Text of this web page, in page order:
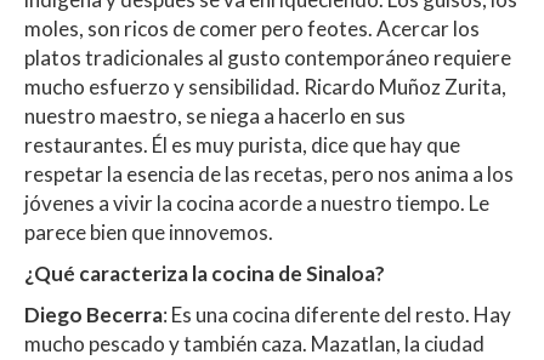
moles, son ricos de comer pero feotes. Acercar los
platos tradicionales al gusto contemporáneo requiere
mucho esfuerzo y sensibilidad. Ricardo Muñoz Zurita,
nuestro maestro, se niega a hacerlo en sus
restaurantes. Él es muy purista, dice que hay que
respetar la esencia de las recetas, pero nos anima a los
jóvenes a vivir la cocina acorde a nuestro tiempo. Le
parece bien que innovemos.
¿Qué caracteriza la cocina de Sinaloa?
Diego Becerra: Es una cocina diferente del resto. Hay
mucho pescado y también caza. Mazatlan, la ciudad